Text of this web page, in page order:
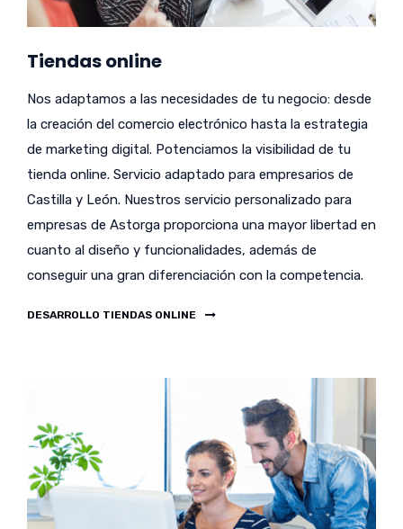
Tiendas online
Nos adaptamos a las necesidades de tu negocio: desde
la creación del comercio electrónico hasta la estrategia
de marketing digital. Potenciamos la visibilidad de tu
tienda online. Servicio adaptado para empresarios de
Castilla y León. Nuestros servicio personalizado para
empresas de Astorga proporciona una mayor libertad en
cuanto al diseño y funcionalidades, además de
conseguir una gran diferenciación con la competencia.
DESARROLLO TIENDAS ONLINE